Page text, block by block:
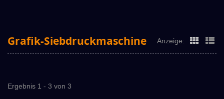
Grafik-Siebdruckmaschine Anzeige:
Ergebnis 1 - 3 von 3